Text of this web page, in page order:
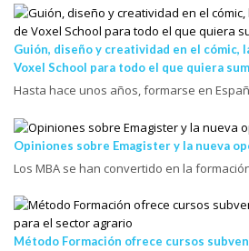
Guión, diseño y creatividad en el cómic,
Voxel School para todo el que quiera
Hasta hace unos años, formarse en
Opiniones sobre Emagister y la nueva
Los MBA se han convertido en la
Método Formación ofrece cursos